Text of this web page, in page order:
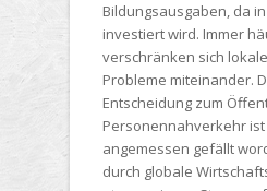
Bildungsausgaben, da
investiert wird. Immer
verschränken sich
Probleme miteinander.
Entscheidung zum
Personennahverkehr
angemessen gefällt
durch globale